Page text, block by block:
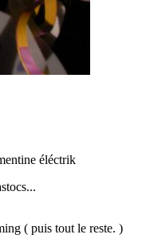
éléctrik
( puis tout le reste. )